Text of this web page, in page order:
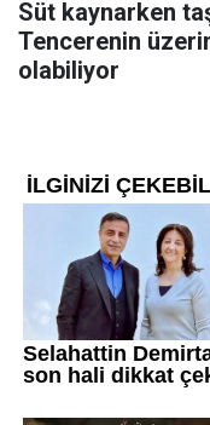
Süt kaynarken
Tencerenin
olabiliyor